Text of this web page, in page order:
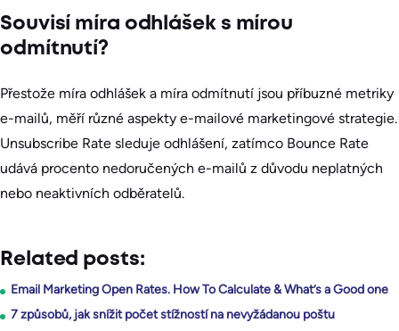
Souvisí míra odhlášek s mírou
odmítnutí?
Přestože míra odhlášek a míra odmítnutí jsou příbuzné metriky
e-mailů, měří různé aspekty e-mailové marketingové strategie.
Unsubscribe Rate sleduje odhlášení, zatímco Bounce Rate
udává procento nedoručených e-mailů z důvodu neplatných
nebo neaktivních odběratelů.
Related posts:
Email Marketing Open Rates. How To Calculate & What’s a Good one
7 způsobů, jak snížit počet stížností na nevyžádanou poštu